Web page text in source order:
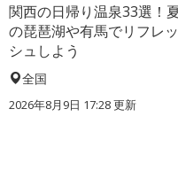
関西の日帰り温泉33選！
の琵琶湖や有馬でリフレッ
シュしよう
全国
2026年8月9日 17:28更新